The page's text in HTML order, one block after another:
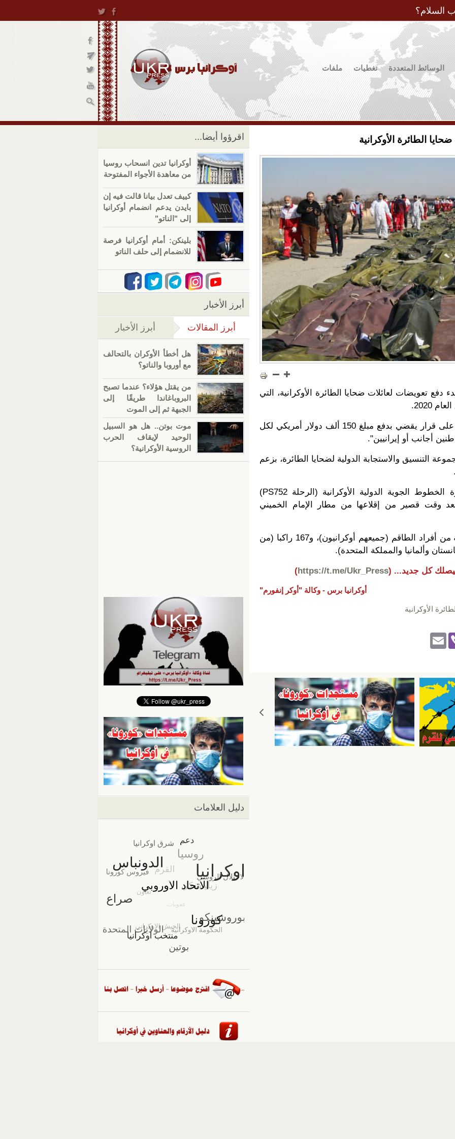
السلام؟
الوسائط المتعددة تغطيات ملفات
الطائرة الأوكرانية
دفع تعويضات لعائلات ضحايا الطائرة الأوكرانية، التي
2020.
وقالت السفارة: "وافقت الحكومة على قرار يقضي بدفع مبلغ 150 ألف دولار أمريكي لكل
أجانب أو إيرانيين".
التنسيق والاستجابة الدولية لضحايا الطائرة، بزعم
في 8 يناير 2020، تحطمت طائرة الخطوط الجوية الدولية الأوكرانية (الرحلة PS752)
وقت قصير من إقلاعها من مطار الإمام الخميني
كان على متنها 176 شخصا - تسعة من أفراد الطاقم (جميعهم أوكرانيون)، و167 راكبا (من
وألمانيا والمملكة المتحدة).
كل جديد... (
https://t.me/Ukr_Press
)
أوكرانيا برس - وكالة "أوكر إنفورم"
الأوكرانية
Vi
اقرؤوا أيضا...
أوكرانيا تدين انسحاب روسيا
من معاهدة الأجواء المفتوحة
كييف تعدل بيانا قالت فيه إن
بايدن يدعم انضمام أوكرانيا
إلى "الناتو"
بلينكن: أمام أوكرانيا فرصة
للانضمام إلى حلف الناتو
أبرز الأخبار
أبرز المقالات (علامة التبويب النشطة)
أبرز الأخبار
هل أخطأ الأوكران بالتحالف
مع أوروبا والناتو؟
من يقتل هؤلاء؟ عندما تصبح
البروباغاندا طريقًا إلى
الجبهة ثم إلى الموت
موت بوتن.. هل هو السبيل
الوحيد لإيقاف الحرب
الروسية الأوكرانية؟
دليل العلامات